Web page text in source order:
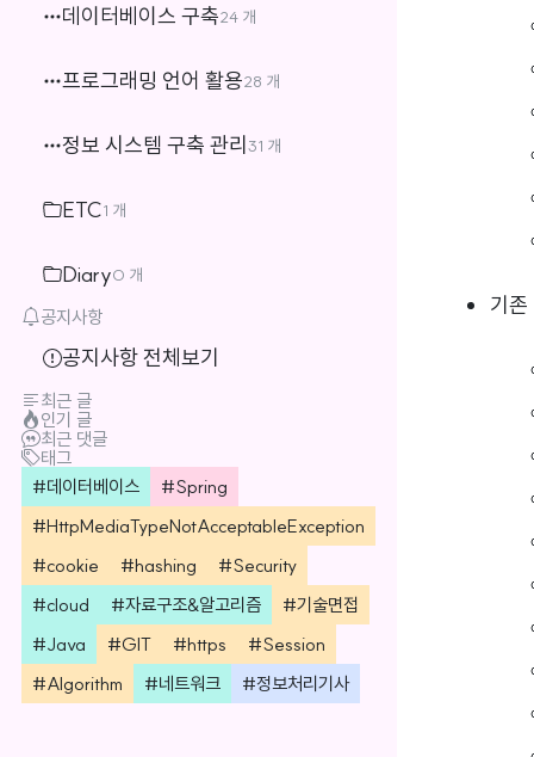
데이터베이스 구축24 개
프로그래밍 언어 활용28 개
정보 시스템 구축 관리31 개
ETC1 개
Diary0 개
공지사항
공지사항 전체보기
최근 글
인기 글
최근 댓글
태그
데이터베이스
Spring
HttpMediaTypeNotAcceptableException
cookie
hashing
Security
cloud
자료구조&알고리즘
기술면접
Java
GIT https
Session
Algorithm
네트워크 정보처리기사
기